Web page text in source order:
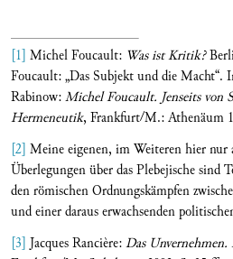
[1] Michel Foucault: Was ist Kritik?
Foucault: „Das Subjekt und die
Rabinow:Michel Foucault. Jenseitsvon
Hermeneutik, Frankfurt/M.: Athenäum
[2] Meine eigenen, im Weiteren hier nur
Überlegungen über das Plebejische sind
den römischen Ordnungskämpfen
und einer daraus erwachsenden
[3]Jacques Rancière:Das